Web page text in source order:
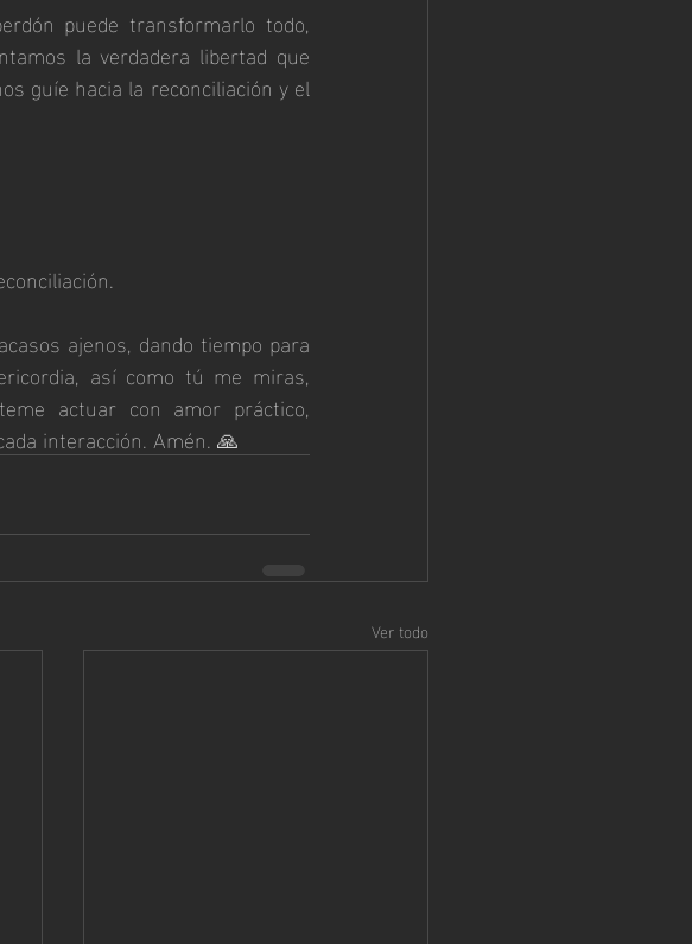
puede transformarlo todo,
la verdadera libertad que
guíe hacia la reconciliación y el
ajenos, dando tiempo para
así como tú me miras,
actuar con amor práctico,
interacción. Amén. 🙏
Ver todo